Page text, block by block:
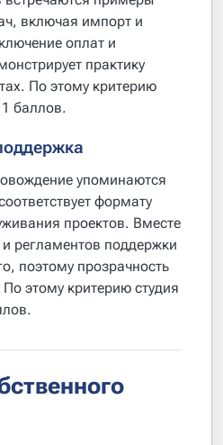
включая импорт и
оплат и
практику
По этому критерию
1 баллов.
упоминаются
формату
проектов. Вместе
регламентов поддержки
поэтому прозрачность
этому критерию студия